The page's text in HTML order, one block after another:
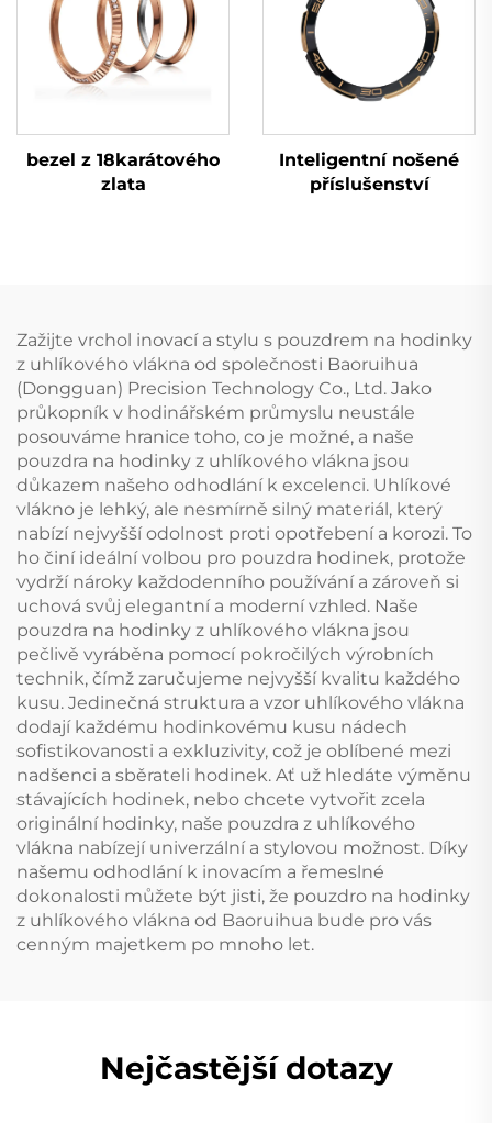
bezel z 18karátového
zlata
Inteligentní nošené
příslušenství
Zažijte vrchol inovací a stylu s pouzdrem na hodinky
z uhlíkového vlákna od společnosti Baoruihua
(Dongguan) Precision Technology Co., Ltd. Jako
průkopník v hodinářském průmyslu neustále
posouváme hranice toho, co je možné, a naše
pouzdra na hodinky z uhlíkového vlákna jsou
důkazem našeho odhodlání k excelenci. Uhlíkové
vlákno je lehký, ale nesmírně silný materiál, který
nabízí nejvyšší odolnost proti opotřebení a korozi. To
ho činí ideální volbou pro pouzdra hodinek, protože
vydrží nároky každodenního používání a zároveň si
uchová svůj elegantní a moderní vzhled. Naše
pouzdra na hodinky z uhlíkového vlákna jsou
pečlivě vyráběna pomocí pokročilých výrobních
technik, čímž zaručujeme nejvyšší kvalitu každého
kusu. Jedinečná struktura a vzor uhlíkového vlákna
dodají každému hodinkovému kusu nádech
sofistikovanosti a exkluzivity, což je oblíbené mezi
nadšenci a sběrateli hodinek. Ať už hledáte výměnu
stávajících hodinek, nebo chcete vytvořit zcela
originální hodinky, naše pouzdra z uhlíkového
vlákna nabízejí univerzální a stylovou možnost. Díky
našemu odhodlání k inovacím a řemeslné
dokonalosti můžete být jisti, že pouzdro na hodinky
z uhlíkového vlákna od Baoruihua bude pro vás
cenným majetkem po mnoho let.
Nejčastější dotazy